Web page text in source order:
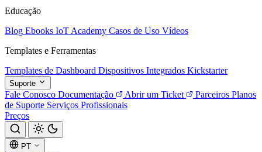
Educação
Blog Ebooks IoT Academy Casos de Uso Vídeos
Templates e Ferramentas
Templates de Dashboard Dispositivos Integrados Kickstarter
Suporte
Fale Conosco Documentação Abrir um Ticket Parceiros Planos
de Suporte Serviços Profissionais
Preços
PT